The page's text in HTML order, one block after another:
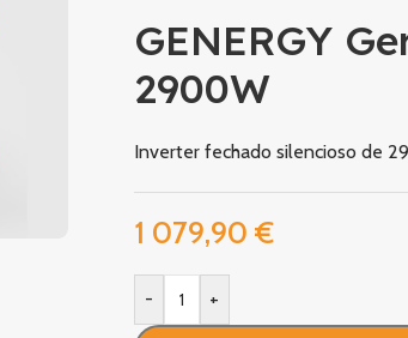
GENERGY
2900W
Inverter fechado silencioso de
1 079,90 €
- +